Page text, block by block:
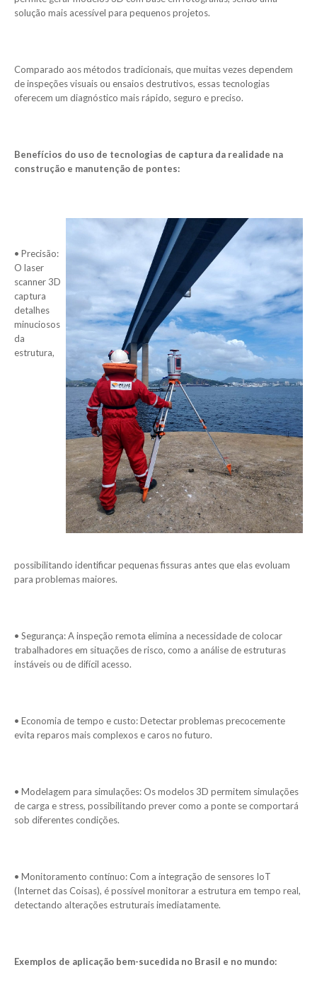
solução mais acessível para pequenos projetos.
Comparado aos métodos tradicionais, que muitas vezes dependem
de inspeções visuais ou ensaios destrutivos, essas tecnologias
oferecem um diagnóstico mais rápido, seguro e preciso.
Benefícios do uso de tecnologias de captura da realidade na
construção e manutenção de pontes:
• Precisão:
O laser
scanner 3D
captura
detalhes
minuciosos
da
estrutura,
possibilitando identificar pequenas fissuras antes que elas evoluam
para problemas maiores.
• Segurança: A inspeção remota elimina a necessidade de colocar
trabalhadores em situações de risco, como a análise de estruturas
instáveis ou de difícil acesso.
• Economia de tempo e custo: Detectar problemas precocemente
evita reparos mais complexos e caros no futuro.
• Modelagem para simulações: Os modelos 3D permitem simulações
de carga e stress, possibilitando prever como a ponte se comportará
sob diferentes condições.
• Monitoramento contínuo: Com a integração de sensores IoT
(Internet das Coisas), é possível monitorar a estrutura em tempo real,
detectando alterações estruturais imediatamente.
Exemplos de aplicação bem-sucedida no Brasil e no mundo: